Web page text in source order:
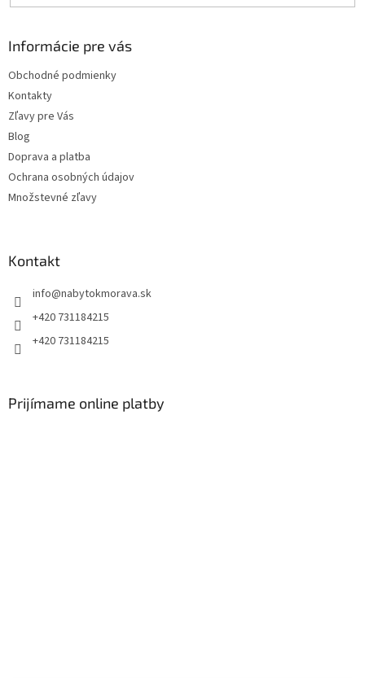
Informácie pre vás
Obchodné podmienky
Kontakty
Zľavy pre Vás
Blog
Doprava a platba
Ochrana osobných údajov
Množstevné zľavy
Kontakt
info@nabytokmorava.sk
+420 731184215
+420 731184215
Prijímame online platby